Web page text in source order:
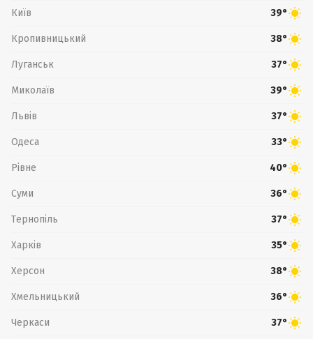
Київ 39°
Кропивницький 38°
Луганськ 37°
Миколаїв 39°
Львів 37°
Одеса 33°
Рівне 40°
Суми 36°
Тернопіль 37°
Харків 35°
Херсон 38°
Хмельницький 36°
Черкаси 37°